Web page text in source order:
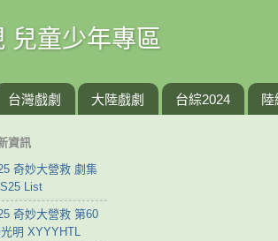
兒童少年專區
台灣戲劇 大陸戲劇 台綜2024 陸
資訊
奇妙大營救 劇集
List
奇妙大營救 第60
明 XYYYHTL